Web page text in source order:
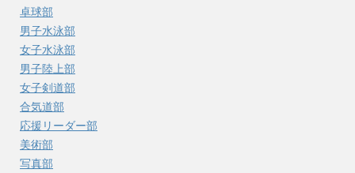
卓球部
男子水泳部
女子水泳部
男子陸上部
女子剣道部
合気道部
応援リーダー部
美術部
写真部